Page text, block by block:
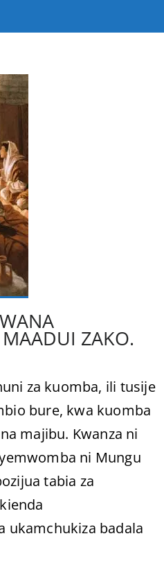
ZAKO.
za kuomba, ili tusije
bure, kwa kuomba
majibu. Kwanza ni
ni Mungu
tabia za
ukamchukiza badala